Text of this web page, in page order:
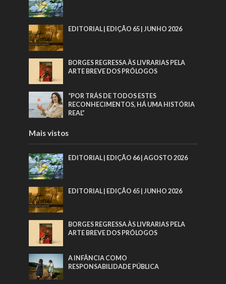
EDITORIAL | EDIÇÃO 65 | JUNHO 2026
BORGES REGRESSA ÀS LIVRARIAS PELA
ARTE BREVE DOS PRÓLOGOS
“POR TRÁS DE TODOS ESTES
RECONHECIMENTOS, HÁ UMA HISTÓRIA
REAL”
Mais vistos
EDITORIAL | EDIÇÃO 66 | AGOSTO 2026
EDITORIAL | EDIÇÃO 65 | JUNHO 2026
BORGES REGRESSA ÀS LIVRARIAS PELA
ARTE BREVE DOS PRÓLOGOS
A INFÂNCIA COMO
RESPONSABILIDADE PÚBLICA